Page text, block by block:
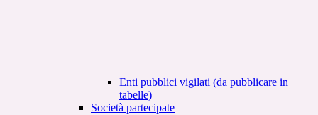
Enti pubblici vigilati (da pubblicare in
tabelle)
Società partecipate